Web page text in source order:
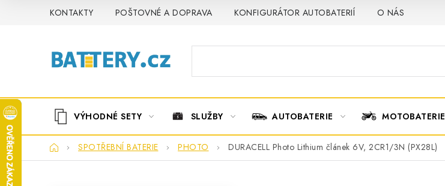
KONTAKTY POŠTOVNÉ A DOPRAVA KONFIGURÁTOR AUTOBATERIÍ O NÁS
VÝHODNÉ SETY SLUŽBY AUTOBATERIE MOTOBATERIE
DomůSPOTŘEBNÍ BATERIE PHOTO DURACELL Photo Lithium článek 6V, 2CR1/3N (PX28L)